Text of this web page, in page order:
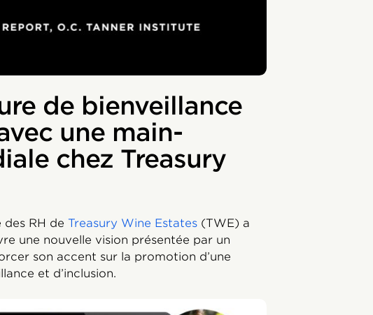
de bienveillance
une main-
chez Treasury
des RH de Treasury Wine Estates (TWE) a
une nouvelle vision présentée par un
son accent sur la promotion d’une
et d’inclusion.